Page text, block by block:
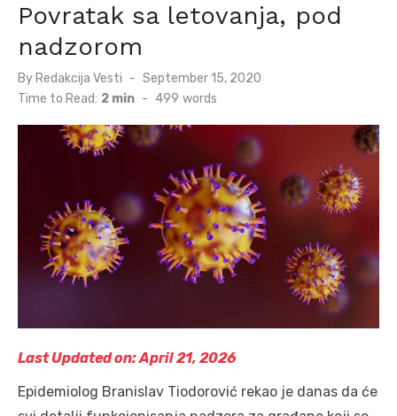
Povratak sa letovanja, pod
nadzorom
By Redakcija Vesti
Posted
September 15, 2020
Time to Read: 2 min - 499 words
Last Updated on: April 21, 2026
Epidemiolog Branislav Tiodorović rekao je danas da će